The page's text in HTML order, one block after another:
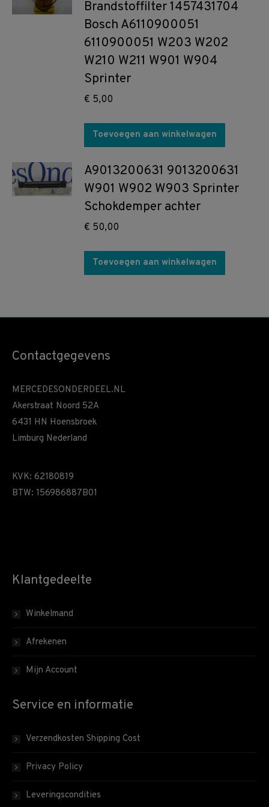
Brandstoffilter 1457431704
Bosch A6110900051
6110900051 W203 W202
W210 W211 W901 W904
Sprinter
€ 5,00
Toevoegen aan winkelwagen
A9013200631 9013200631
W901 W902 W903 Sprinter
Schokdemper achter
€ 50,00
Toevoegen aan winkelwagen
Contactgegevens
MERCEDESONDERDEEL.NL
Akerstraat Noord 52A
6431 HN Hoensbroek
Limburg Nederland
KVK: 62180819
BTW: 156986887B01
Klantgedeelte
Winkelmand
Afrekenen
Mijn Account
Service en informatie
Verzendkosten Shipping Cost
Privacy Policy
Leveringscondities